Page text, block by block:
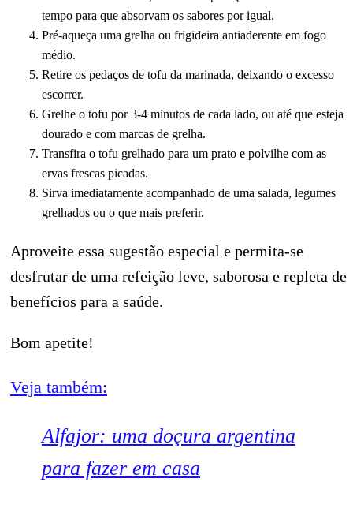
tempo para que absorvam os sabores por igual.
Pré-aqueça uma grelha ou frigideira antiaderente em fogo
médio.
Retire os pedaços de tofu da marinada, deixando o excesso
escorrer.
Grelhe o tofu por 3-4 minutos de cada lado, ou até que esteja
dourado e com marcas de grelha.
Transfira o tofu grelhado para um prato e polvilhe com as
ervas frescas picadas.
Sirva imediatamente acompanhado de uma salada, legumes
grelhados ou o que mais preferir.
Aproveite essa sugestão especial e permita-se
desfrutar de uma refeição leve, saborosa e repleta de
benefícios para a saúde.
Bom apetite!
Veja também:
Alfajor: uma doçura argentina
para fazer em casa